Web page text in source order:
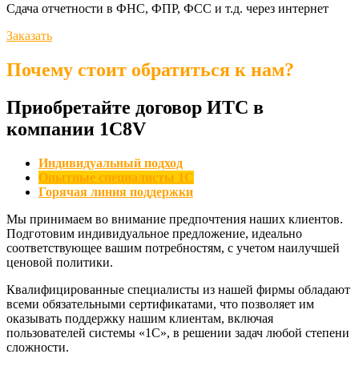
Сдача отчетности в ФНС, ФПР, ФСС и т.д. через интернет
Заказать
Почему стоит обратиться к нам?
Приобретайте договор ИТС в
компании 1C8V
Индивидуальный подход
Опытные специалисты 1С
Горячая линия поддержки
Мы принимаем во внимание предпочтения наших клиентов.
Подготовим индивидуальное предложение, идеально
соответствующее вашим потребностям, с учетом наилучшей
ценовой политики.
Квалифицированные специалисты из нашей фирмы обладают
всеми обязательными сертификатами, что позволяет им
оказывать поддержку нашим клиентам, включая
пользователей системы «1С», в решении задач любой степени
сложности.